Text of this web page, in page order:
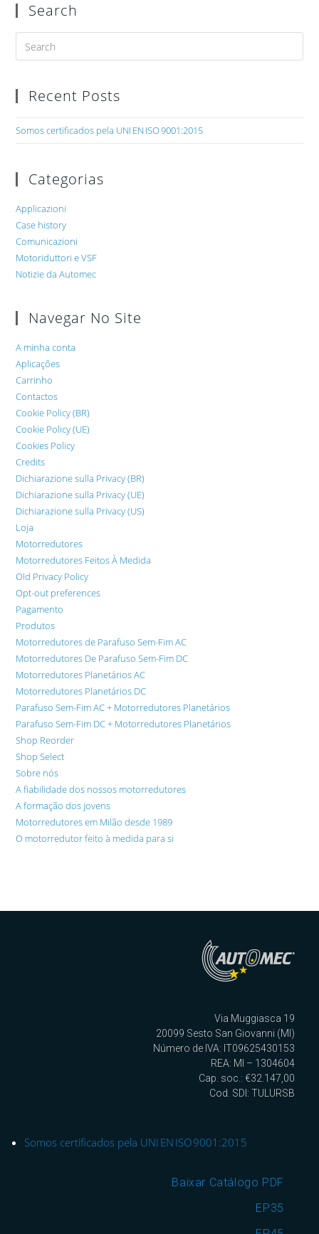
Search
Recent Posts
Somos certificados pela UNI EN ISO 9001:2015
Categorias
Applicazioni
Case history
Comunicazioni
Motoriduttori e VSF
Notizie da Automec
Navegar No Site
A minha conta
Aplicações
Carrinho
Contactos
Cookie Policy (BR)
Cookie Policy (UE)
Cookies Policy
Credits
Dichiarazione sulla Privacy (BR)
Dichiarazione sulla Privacy (UE)
Dichiarazione sulla Privacy (US)
Loja
Motorredutores
Motorredutores Feitos À Medida
Old Privacy Policy
Opt-out preferences
Pagamento
Produtos
Motorredutores de Parafuso Sem-Fim AC
Motorredutores De Parafuso Sem-Fim DC
Motorredutores Planetários AC
Motorredutores Planetários DC
Parafuso Sem-Fim AC + Motorredutores Planetários
Parafuso Sem-Fim DC + Motorredutores Planetários
Shop Reorder
Shop Select
Sobre nós
A fiabilidade dos nossos motorredutores
A formação dos jovens
Motorredutores em Milão desde 1989
O motorredutor feito à medida para si
Via Muggiasca 19
20099 Sesto San Giovanni (MI)
Número de IVA: IT09625430153
REA: MI – 1304604
Cap. soc.: €32.147,00
Cod. SDI: TULURSB
Somos certificados pela UNI EN ISO 9001:2015
Baixar Catálogo PDF
EP35